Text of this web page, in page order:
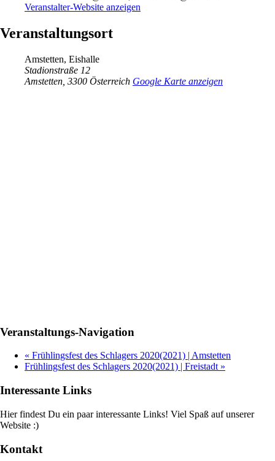
Veranstalter-Website anzeigen
Veranstaltungsort
Amstetten, Eishalle
Stadionstraße 12
Amstetten 3300 Österreich Google Karte anzeigen
Veranstaltungs-Navigation
« Frühlingsfest des Schlagers 2020(2021) | Amstetten
Frühlingsfest des Schlagers 2020(2021) | Freistadt »
Interessante Links
Hier findest Du ein paar interessante Links! Viel Spaß auf unserer
Website :)
Kontakt